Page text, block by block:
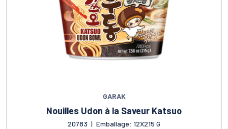
GARAK
Nouilles Udon à la Saveur Katsuo
20783 | Emballage: 12X215 G